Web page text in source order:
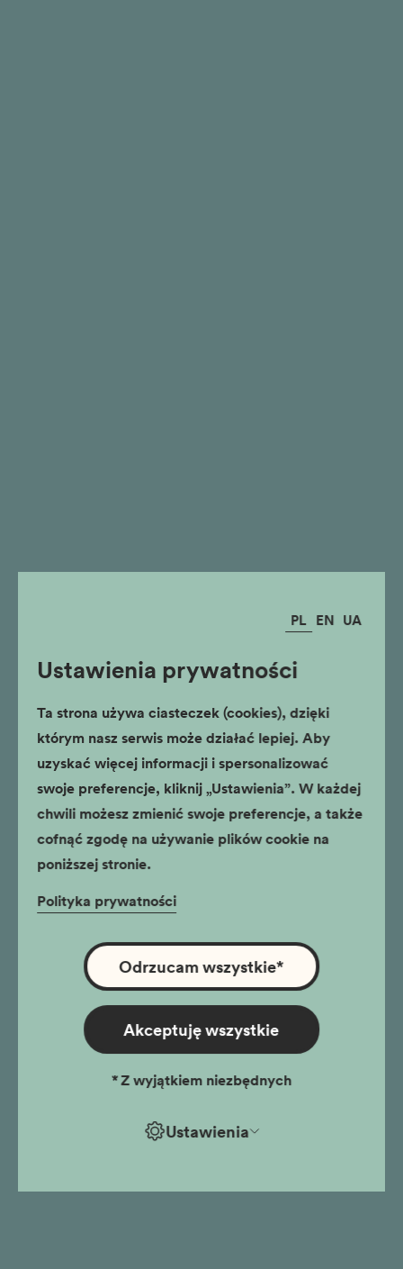
PL EN UA
Ustawienia prywatności
Ta strona używa ciasteczek (cookies), dzięki
którym nasz serwis może działać lepiej. Aby
uzyskać więcej informacji i spersonalizować
swoje preferencje, kliknij „Ustawienia”. W każdej
chwili możesz zmienić swoje preferencje, a także
cofnąć zgodę na używanie plików cookie na
poniższej stronie.
Polityka prywatności
Ustawienia
Odrzucam wszystkie*
Akceptuję wszystkie
*Z wyjątkiem niezbędnych